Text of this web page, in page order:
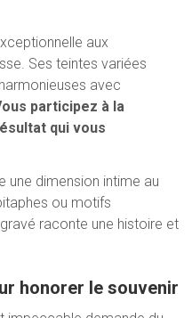
aux
Ses teintes variées
avec
participez à la
qui vous
une dimension intime au
ou motifs
raconte une histoire et
honorer le souvenir